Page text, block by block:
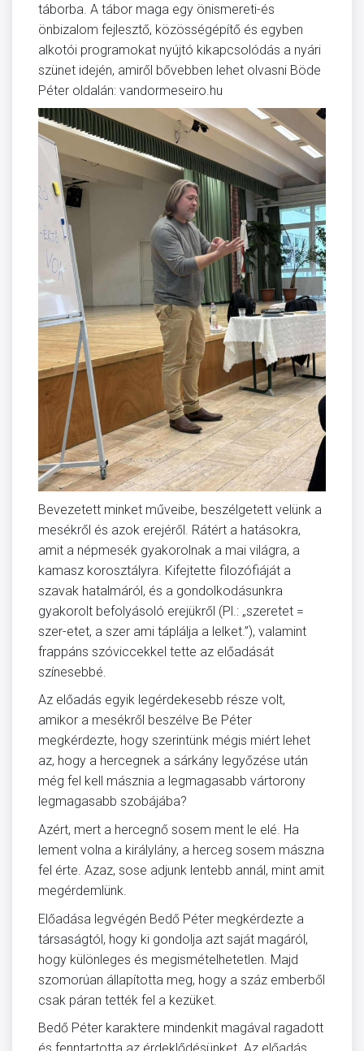
táborba. A tábor maga egy önismereti-és
önbizalom fejlesztő, közösségépítő és egyben
alkotói programokat nyújtó kikapcsolódás a nyári
szünet idején, amiről bővebben lehet olvasni Böde
Péter oldalán: vandormeseiro.hu
Bevezetett minket műveibe, beszélgetett velünk a
mesékről és azok erejéről. Rátért a hatásokra,
amit a népmesék gyakorolnak a mai világra, a
kamasz korosztályra. Kifejtette filozófiáját a
szavak hatalmáról, és a gondolkodásunkra
gyakorolt befolyásoló erejükről (Pl.: „szeretet =
szer-etet, a szer ami táplálja a lelket.”), valamint
frappáns szóviccekkel tette az előadását
színesebbé.
Az előadás egyik legérdekesebb része volt,
amikor a mesékről beszélve Be Péter
megkérdezte, hogy szerintünk mégis miért lehet
az, hogy a hercegnek a sárkány legyőzése után
még fel kell másznia a legmagasabb vártorony
legmagasabb szobájába?
Azért, mert a hercegnő sosem ment le elé. Ha
lement volna a királylány, a herceg sosem mászna
fel érte. Azaz, sose adjunk lentebb annál, mint amit
megérdemlünk.
Előadása legvégén Bedő Péter megkérdezte a
társaságtól, hogy ki gondolja azt saját magáról,
hogy különleges és megismételhetetlen. Majd
szomorúan állapította meg, hogy a száz emberből
csak páran tették fel a kezüket.
Bedő Péter karaktere mindenkit magával ragadott